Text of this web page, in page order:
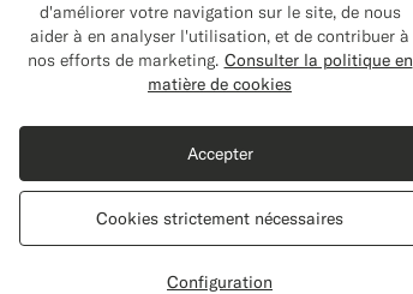
d'améliorer votre navigation sur le site, de nous
aider à en analyser l'utilisation, et de contribuer à
nos efforts de marketing. Consulter la politique en
matière de cookies
Configuration
Cookies strictement nécessaires
Accepter